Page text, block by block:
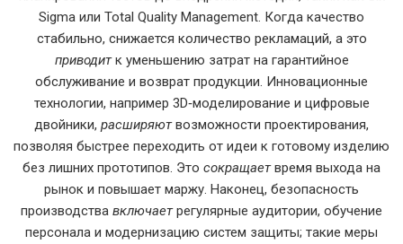
Sigma или Total Quality Management. Когда качество
стабильно, снижается количество рекламаций, а это
приводитк уменьшению затрат на гарантийное
обслуживание и возврат продукции. Инновационные
технологии, например 3D‑моделирование и цифровые
двойники, расширяютвозможности проектирования,
позволяя быстрее переходить от идеи к готовому изделию
без лишних прототипов. Это сокращаетвремя выхода на
рынок и повышает маржу. Наконец, безопасность
производства включаетрегулярные аудитории, обучение
персонала и модернизацию систем защиты; такие меры